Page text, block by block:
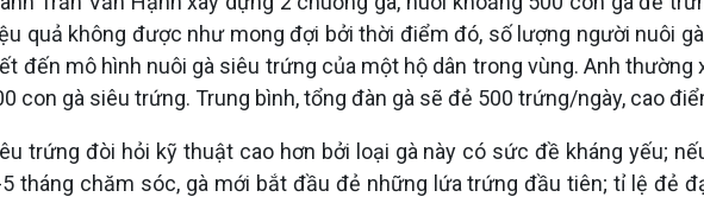
quả không được như mong đợi bởi thời điểm đó, số lượng người nuôi
đến mô hình nuôi gà siêu trứng của một hộ dân trong vùng. Anh
con gà siêu trứng. Trung bình, tổng đàn gà sẽ đẻ 500 trứng/ngày, cao
trứng đòi hỏi kỹ thuật cao hơn bởi loại gà này có sức đề kháng yếu;
tháng chăm sóc, gà mới bắt đầu đẻ những lứa trứng đầu tiên; tỉ lệ đẻ